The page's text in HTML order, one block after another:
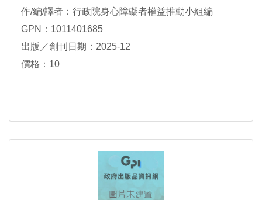
作/編/譯者：行政院身心障礙者權益推動小組編
GPN：1011401685
出版／創刊日期：2025-12
價格：10